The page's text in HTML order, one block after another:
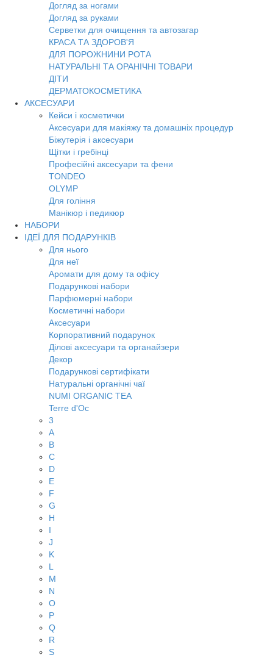
Догляд за ногами
Догляд за руками
Серветки для очищення та автозагар
КРАСА ТА ЗДОРОВ'Я
ДЛЯ ПОРОЖНИНИ РОТА
НАТУРАЛЬНІ ТА ОРАНІЧНІ ТОВАРИ
ДІТИ
ДЕРМАТОКОСМЕТИКА
АКСЕСУАРИ
Кейси і косметички
Аксесуари для макіяжу та домашніх процедур
Біжутерія і аксесуари
Щітки і гребінці
Професійні аксесуари та фени
TONDEO
OLYMP
Для гоління
Манікюр і педикюр
НАБОРИ
ІДЕЇ ДЛЯ ПОДАРУНКІВ
Для нього
Для неї
Аромати для дому та офісу
Подарункові набори
Парфюмерні набори
Косметичні набори
Аксесуари
Корпоративний подарунок
Ділові аксесуари та органайзери
Декор
Подарункові сертифікати
Натуральні органічні чаї
NUMI ORGANIC TEA
Terre d'Oc
3
A
B
C
D
E
F
G
H
I
J
K
L
M
N
O
P
Q
R
S